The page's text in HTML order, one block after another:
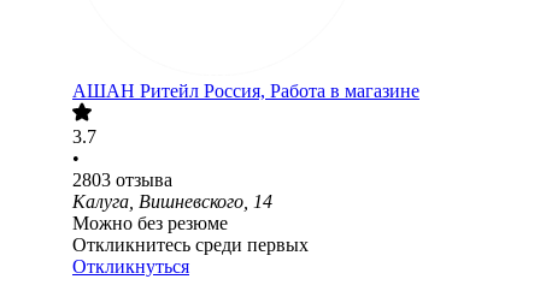
АШАН Ритейл Россия, Работа в магазине
3.7
•
2803 отзыва
Калуга, Вишневского, 14
Можно без резюме
Откликнитесь среди первых
Откликнуться